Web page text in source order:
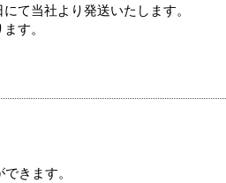
て当社より発送いたします。
す。
きます。